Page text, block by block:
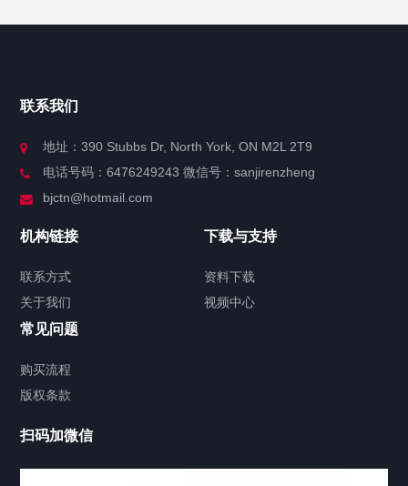
服务分类
签署类文件海牙认证程序费用
视频中心
联系我们
地址：390 Stubbs Dr, North York, ON M2L 2T9
电话号码：6476249243 微信号：sanjirenzheng
bjctn@hotmail.com
机构链接
联系方式
关于我们
下载与支持
资料下载
视频中心
常见问题
购买流程
版权条款
扫码加微信